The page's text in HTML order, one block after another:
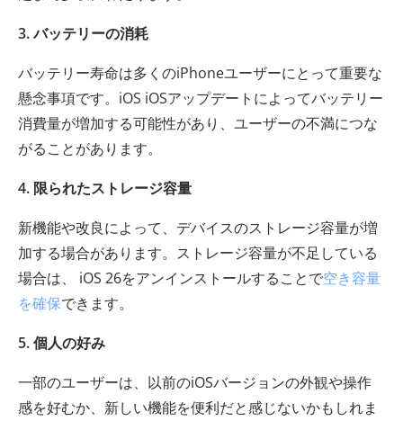
3. バッテリーの消耗
バッテリー寿命は多くのiPhoneユーザーにとって重要な
懸念事項です。iOS iOSアップデートによってバッテリー
消費量が増加する可能性があり、ユーザーの不満につな
がることがあります。
4. 限られたストレージ容量
新機能や改良によって、デバイスのストレージ容量が増
加する場合があります。ストレージ容量が不足している
場合は、 iOS 26をアンインストールすることで空き容量
を確保できます。
5. 個人の好み
一部のユーザーは、以前のiOSバージョンの外観や操作
感を好むか、新しい機能を便利だと感じないかもしれま